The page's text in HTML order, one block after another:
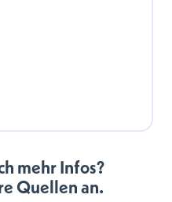
mehr Infos?
Quellen an.